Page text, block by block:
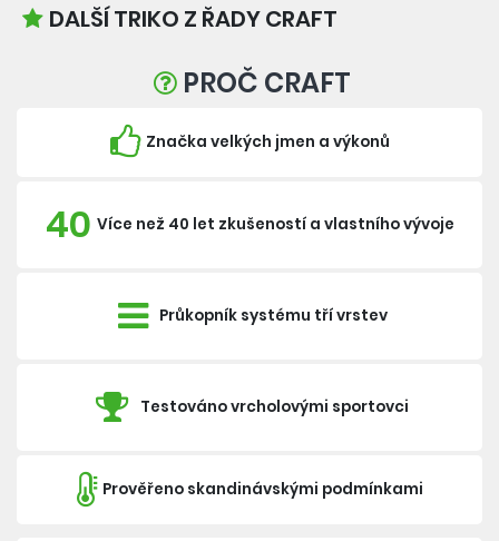
DALŠÍ TRIKO Z ŘADY CRAFT
PROČ CRAFT
Značka velkých jmen a výkonů
40 Více než 40 let zkušeností a vlastního vývoje
Průkopník systému tří vrstev
Testováno vrcholovými sportovci
Prověřeno skandinávskými podmínkami